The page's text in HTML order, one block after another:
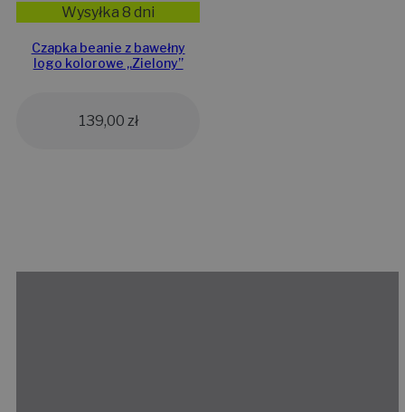
Wysyłka 8 dni
Czapka beanie z bawełny
logo kolorowe „Zielony”
139,00 zł